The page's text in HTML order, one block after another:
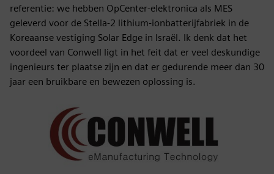
referentie: we hebben OpCenter-elektronica als MES
geleverd voor de Stella-2 lithium-ionbatterijfabriek in de
Koreaanse vestiging Solar Edge in Israël. Ik denk dat het
voordeel van Conwell ligt in het feit dat er veel deskundige
ingenieurs ter plaatse zijn en dat er gedurende meer dan 30
jaar een bruikbare en bewezen oplossing is.